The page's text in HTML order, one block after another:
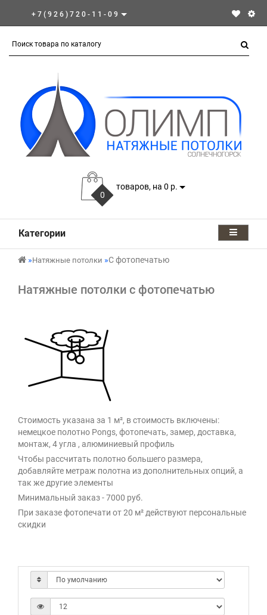
+7(926)720-11-09
0
товаров, на 0 р.
Категории
Натяжные потолки С фотопечатью
Натяжные потолки с фотопечатью
Стоимость указана за 1 м², в стоимость включены:
немецкое полотно Pongs, фотопечать, замер, доставка,
монтаж, 4 угла , алюминиевый профиль
Чтобы рассчитать полотно большего размера,
добавляйте метраж полотна из дополнительных опций, а
так же другие элементы
Минимальный заказ - 7000 руб.
При заказе фотопечати от 20 м² действуют персональные
скидки